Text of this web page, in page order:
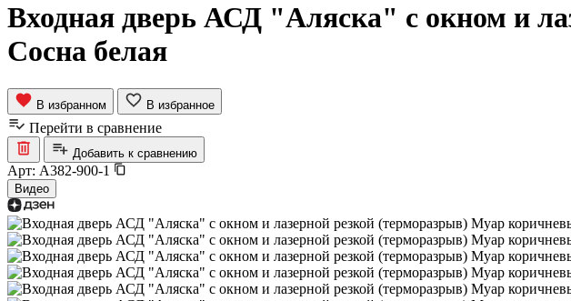
Входная дверь АСД "Аляска" с окном и
Сосна белая
В избранном В избранное
Перейти в сравнение
Добавить к сравнению
Арт: A382-900-1
Видео